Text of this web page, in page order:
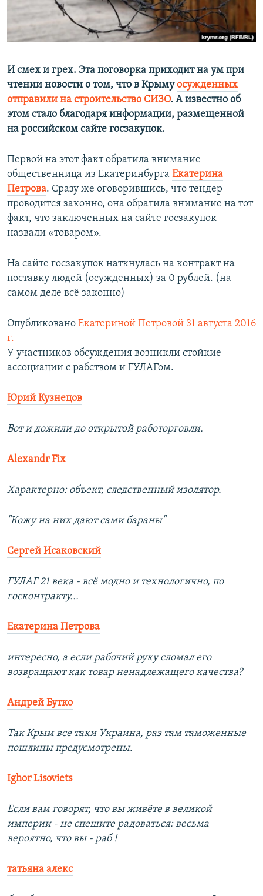
ПОБЕДИТЕЛЕЙ НЕ СУДЯТ?
КРЫМ.НЕПОКОРЕННЫЙ
УКРАИНСКАЯ ПРОБЛЕМА КРЫМА
ПРИСОЕДИНЯЙТЕСЬ!
Все сайты RFE/RL
И смех и грех. Эта поговорка приходит на ум при
чтении новости о том, что в Крымуосужденных
отправили на строительство СИЗО. А известно об
этом стало благодаря информации, размещенной
на российском сайте госзакупок.
Первой на этот факт обратила внимание
общественница из Екатеринбурга Екатерина
Петрова. Сразу же оговорившись, что тендер
проводится законно, она обратила внимание на тот
факт, что заключенных на сайте госзакупок
назвали «товаром».
На сайте госзакупок наткнулась на контракт на
поставку людей (осужденных) за 0 рублей. (на
самом деле всё законно)
Опубликовано Екатериной Петровой 31 августа 2016
г.
У участников обсуждения возникли стойкие
ассоциации с рабством и ГУЛАГом.
Юрий Кузнецов
Вот и дожили до открытой работорговли.
Alexandr Fix
Характерно: объект, следственный изолятор.
"Кожу на них дают сами бараны"
Сергей Исаковский
ГУЛАГ 21 века - всё модно и технологично, по
госконтракту...
Екатерина Петрова
интересно, а если рабочий руку сломал его
возвращают как товар ненадлежащего качества?
Андрей Бутко
Так Крым все таки Украина, раз там таможенные
пошлины предусмотрены.
Ighor Lisoviets
Если вам говорят, что вы живёте в великой
империи - не спешите радоваться: весьма
вероятно, что вы - раб !
татьяна алекс